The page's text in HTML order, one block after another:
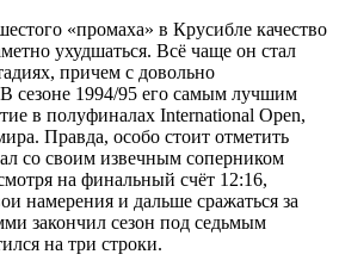
«промаха» в Крусибле качество
ухудшаться. Всё чаще он стал
причем с довольно
сезоне 1994/95 его самым лучшим
в полуфиналах International Open,
Правда, особо стоит отметить
со своим извечным соперником
на финальный счёт 12:16,
намерения и дальше сражаться за
закончил сезон под седьмым
на три строки.